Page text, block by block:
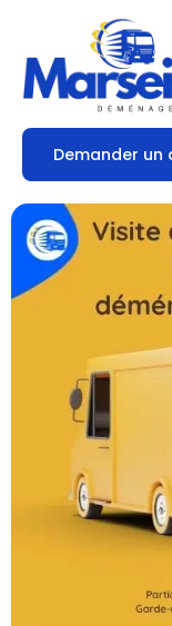
Demander un